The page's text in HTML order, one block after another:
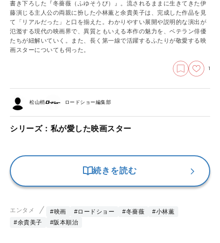
書き下ろした『冬薔薇（ふゆそうび）』。流されるままに生きてきた伊
藤演じる主人公の両親に扮した小林薫と余貴美子は、完成した作品を見
て「リアルだった」と口を揃えた。わかりやすい展開や説明的な演出が
氾濫する現代の映画界で、異質ともいえる本作の魅力を、ベテラン俳優
たちが紐解いていく。また、長く第一線で活躍するふたりが敬愛する映
画スターについても伺った。
1
松山梢 ロードショー編集部
シリーズ：私が愛した映画スター
続きを読む
エンタメ #映画 #ロードショー #冬薔薇
#小林薫
#余貴美子
#阪本順治